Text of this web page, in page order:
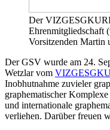
Der
Ehrenmitgliedschaft
Vorsitzenden Martin
Der GSV wurde am 24.
Wetzlar vom
Inobhutnahme zuvieler
graphematischer
und internationale
verliehen. Darüber freuen